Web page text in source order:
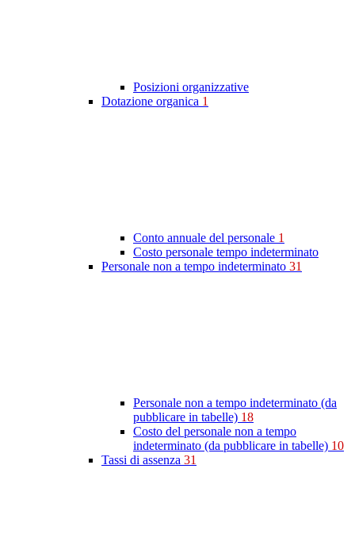
Posizioni organizzative
Dotazione organica 1
Conto annuale del personale 1
Costo personale tempo indeterminato
Personale non a tempo indeterminato 31
Personale non a tempo indeterminato (da
pubblicare in tabelle) 18
Costo del personale non a tempo
indeterminato (da pubblicare in tabelle) 10
Tassi di assenza 31